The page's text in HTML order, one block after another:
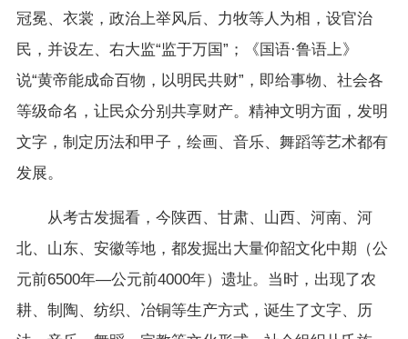
冠冕、衣裳，政治上举风后、力牧等人为相，设官治
民，并设左、右大监“监于万国”；《国语·鲁语上》
说“黄帝能成命百物，以明民共财”，即给事物、社会各
等级命名，让民众分别共享财产。精神文明方面，发明
文字，制定历法和甲子，绘画、音乐、舞蹈等艺术都有
发展。
从考古发掘看，今陕西、甘肃、山西、河南、河
北、山东、安徽等地，都发掘出大量仰韶文化中期（公
元前6500年—公元前4000年）遗址。当时，出现了农
耕、制陶、纺织、冶铜等生产方式，诞生了文字、历